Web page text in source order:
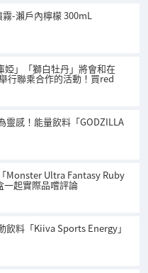
-瀨戶內檸檬 300mL
」「獅白牡丹」將會和在
行聯乘合作的活動！買red
靈感！能量飲料「GODZILLA
Monster Ultra Fantasy Ruby
一起實際品嚐評論
飲料「Kiiva Sports Energy」